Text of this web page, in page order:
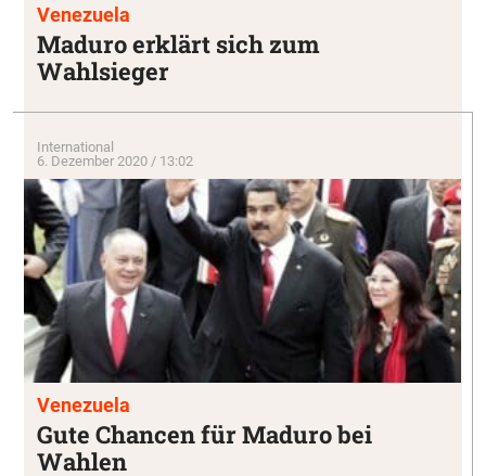
Venezuela
Maduro erklärt sich zum
Wahlsieger
International
6. Dezember 2020 / 13:02
Venezuela
Gute Chancen für Maduro bei
Wahlen